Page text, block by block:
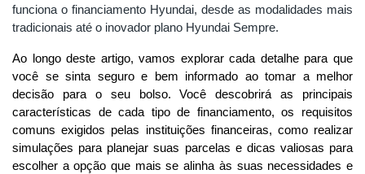
funciona o financiamento Hyundai, desde as modalidades mais
tradicionais até o inovador plano Hyundai Sempre.
Ao longo deste artigo, vamos explorar cada detalhe para que
você se sinta seguro e bem informado ao tomar a melhor
decisão para o seu bolso. Você descobrirá as principais
características de cada tipo de financiamento, os requisitos
comuns exigidos pelas instituições financeiras, como realizar
simulações para planejar suas parcelas e dicas valiosas para
escolher a opção que mais se alinha às suas necessidades e